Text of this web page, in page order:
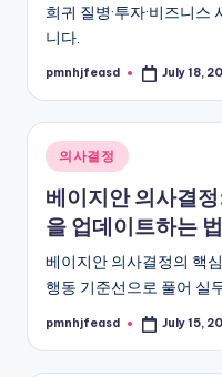
희귀 질병·투자·비즈니
니다.
Posted
pmnhjfeasd July 18,
Posted
in
의사결정
베이지안 의사결
을 업데이트하는 법
베이지안 의사결정의 핵
행동 기준선으로 풀어 실
Posted
pmnhjfeasd July 15,